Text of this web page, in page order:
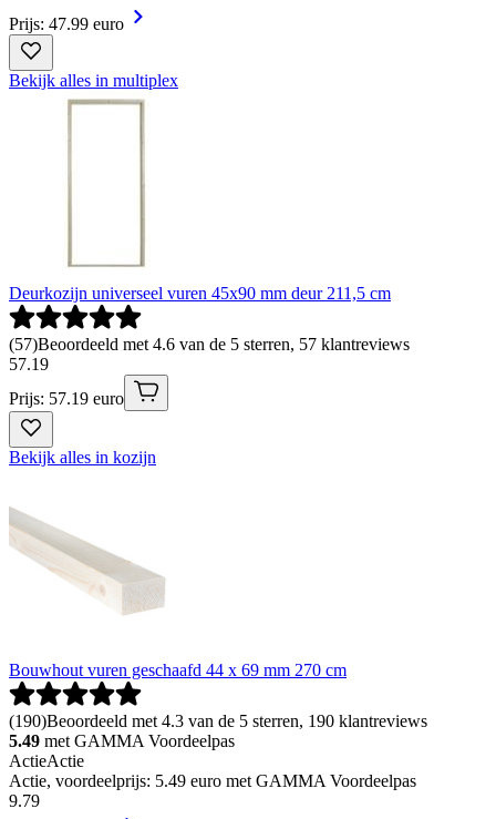
Prijs: 47.99 euro
Bekijk alles in multiplex
Deurkozijn universeel vuren 45x90 mm deur 211,5 cm
(57)Beoordeeld met 4.6 van de 5 sterren, 57 klantreviews
57.19
Prijs: 57.19 euro
Bekijk alles in kozijn
Bouwhout vuren geschaafd 44 x 69 mm 270 cm
(190)Beoordeeld met 4.3 van de 5 sterren, 190 klantreviews
5.49 met GAMMA Voordeelpas
ActieActie
Actie, voordeelprijs: 5.49 euro met GAMMA Voordeelpas
9.79